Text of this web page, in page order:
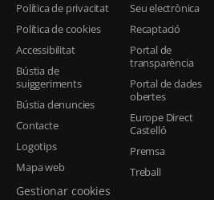
Política de privacitat
Política de cookies
Accessibilitat
Bústia de
suiggeriments
Bústia denuncies
Contacte
Logotips
Mapa web
Gestionar cookies
Seu electrònica
Recaptació
Portal de
transparència
Portal de dades
obertes
Europe Direct
Castelló
Premsa
Treball